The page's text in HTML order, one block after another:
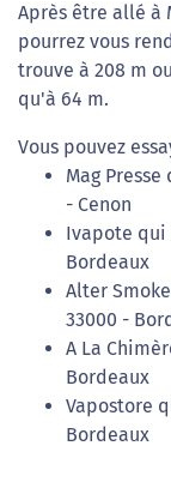
Après être allé à
pourrez vous
trouve à 208 m
qu'à 64 m.
Vous pouvez
Mag Presse
- Cenon
Ivapote qui
Bordeaux
Alter
33000 -
A La
Bordeaux
Vapostore
Bordeaux